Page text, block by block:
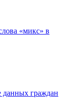
«микс» в
данных граждан